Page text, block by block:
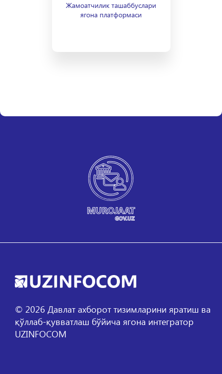
Жамоатчилик ташаббуслари
ягона платформаси
© 2026 Давлат ахборот тизимларини яратиш ва
қўллаб-қувватлаш бўйича ягона интегратор
UZINFOCOM